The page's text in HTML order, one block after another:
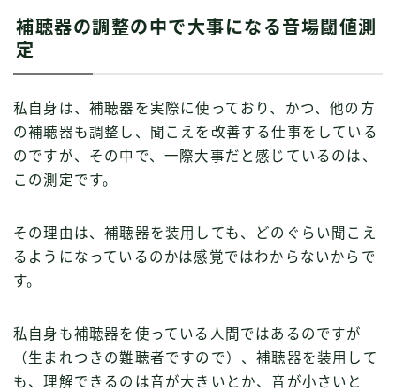
補聴器の調整の中で大事になる音場閾値測
定
私自身は、補聴器を実際に使っており、かつ、他の方
の補聴器も調整し、聞こえを改善する仕事をしている
のですが、その中で、一際大事だと感じているのは、
この測定です。
その理由は、補聴器を装用しても、どのぐらい聞こえ
るようになっているのかは感覚ではわからないからで
す。
私自身も補聴器を使っている人間ではあるのですが
（生まれつきの難聴者ですので）、補聴器を装用して
も、理解できるのは音が大きいとか、音が小さいと